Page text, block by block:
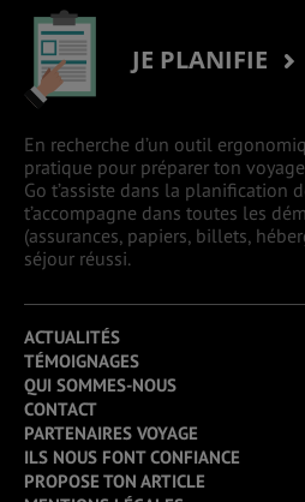
JE PLANIFIE
En recherche d’un outil
pratique pour préparer ton voyage
Go t’assiste dans la planification
t’accompagne dans toutes les
(assurances, papiers, billets,
séjour réussi.
ACTUALITÉS
TÉMOIGNAGES
QUI SOMMES-NOUS
CONTACT
PARTENAIRES VOYAGE
ILS NOUS FONT CONFIANCE
PROPOSE TON ARTICLE